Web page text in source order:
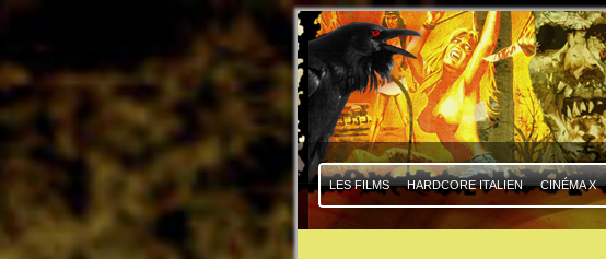
LES FILMS HARDCORE ITALIEN CINÉMA X